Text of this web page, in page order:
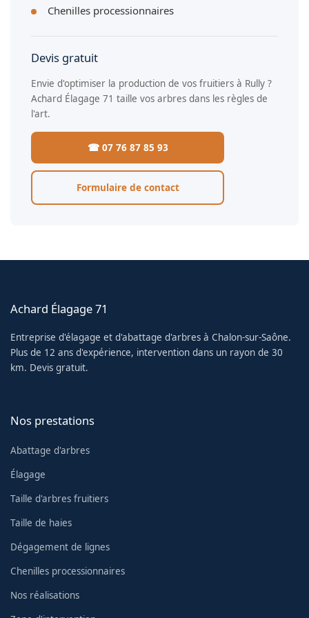
Chenilles processionnaires
Devis gratuit
Envie d'optimiser la production de vos fruitiers à Rully ?
Achard Élagage 71 taille vos arbres dans les règles de
l'art.
☎ 07 76 87 85 93
Formulaire de contact
Achard Élagage 71
Entreprise d'élagage et d'abattage d'arbres à Chalon-sur-Saône.
Plus de 12 ans d'expérience, intervention dans un rayon de 30
km. Devis gratuit.
Nos prestations
Abattage d'arbres
Élagage
Taille d'arbres fruitiers
Taille de haies
Dégagement de lignes
Chenilles processionnaires
Nos réalisations